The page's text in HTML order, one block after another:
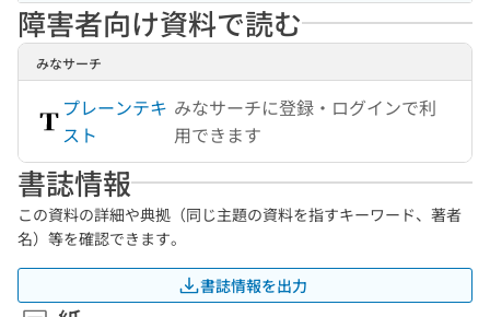
障害者向け資料で読む
みなサーチ
プレーンテキ
スト
みなサーチに登録・ログインで利
用できます
書誌情報
この資料の詳細や典拠（同じ主題の資料を指すキーワード、著者
名）等を確認できます。
書誌情報を出力